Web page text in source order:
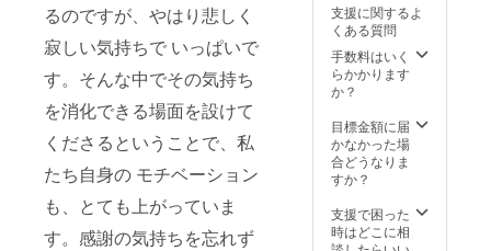
るのですが、やはり悲しく
寂しい気持ちで いっぱいで
す。そんな中でその気持ち
を消化できる場面を設けて
くださるということで、私
たち自身の モチベーション
も、とても上がっていま
す。感謝の気持ちを忘れず
支援に関するよ
くある質問
手数料はいく
らかかります
か？
目標金額に届
かなかった場
合どうなりま
すか？
支援で困った
時はどこに相